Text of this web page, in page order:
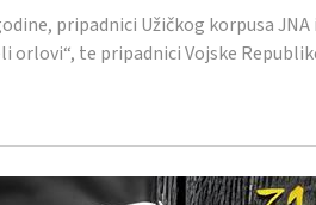
pripadnici Užičkog korpusa
orlovi“, te pripadnici Vojske